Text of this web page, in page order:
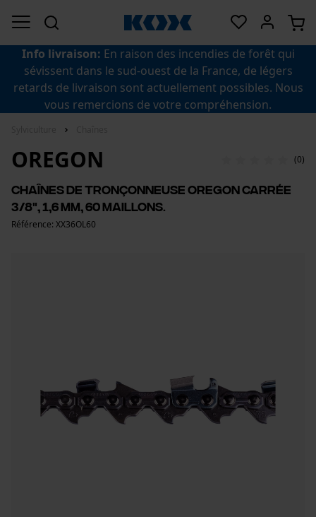
Info livraison: En raison des incendies de forêt qui
sévissent dans le sud-ouest de la France, de légers
retards de livraison sont actuellement possibles. Nous
vous remercions de votre compréhension.
OREGON (0)
Chaînes de tronçonneuse Oregon carrée
3/8", 1,6 mm, 60 maillons.
Référence: XX36OL60